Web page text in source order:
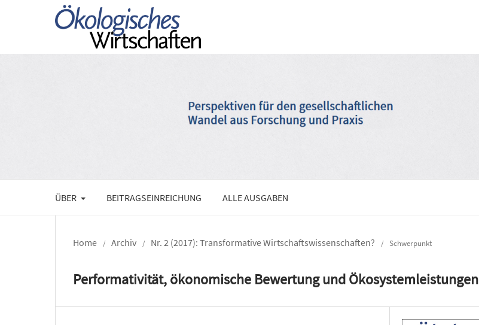
ÜBER BEITRAGSEINREICHUNG ALLE AUSGABEN
Home / Archiv / Nr. 2 (2017): Transformative Wirtschaftswissenschaften? / Schwerpunkt
Performativität, ökonomische Bewertung und Ökosystemleistungen